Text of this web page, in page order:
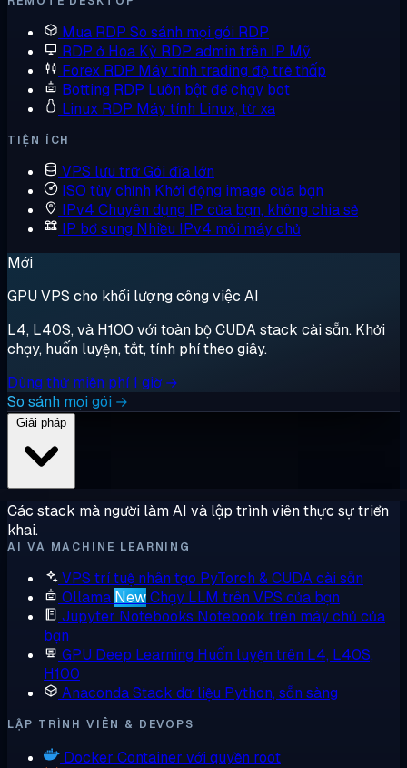
Mua RDP So sánh mọi gói RDP
RDP ở Hoa Kỳ RDP admin trên IP Mỹ
Forex RDP Máy tính trading độ trễ thấp
Botting RDP Luôn bật để chạy bot
Linux RDP Máy tính Linux, từ xa
TIỆN ÍCH
VPS lưu trữGói đĩa lớn
ISO tùy chỉnh Khởi động image của bạn
IPv4 Chuyên dụng IP của bạn, không chia sẻ
IP bổ sung Nhiều IPv4 mỗi máy chủ
Mới
GPU VPS cho khối lượng công việc AI
L4, L40S, và H100 với toàn bộ CUDA stack cài sẵn. Khởi
chạy, huấn luyện, tắt, tính phí theo giây.
Dùng thử miễn phí 1 giờ →
So sánh mọi gói →
Các stack mà người làm AI và lập trình viên thực sự triển
khai.
AI VÀ MACHINE LEARNING
VPS trí tuệ nhân tạo PyTorch & CUDA cài sẵn
Ollama NewChạy LLM trên VPS của bạn
Jupyter Notebooks Notebook trên máy chủ của
bạn
GPU Deep Learning Huấn luyện trên L4, L40S,
H100
AnacondaStack dữ liệu Python, sẵn sàng
LẬP TRÌNH VIÊN & DEVOPS
Docker Container với quyền root